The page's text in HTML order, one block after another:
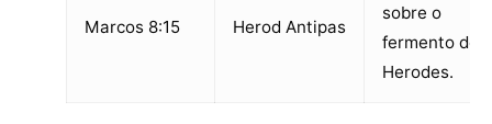
Marcos 8:15 Herod Antipas
sobre o
fermento de
Herodes.